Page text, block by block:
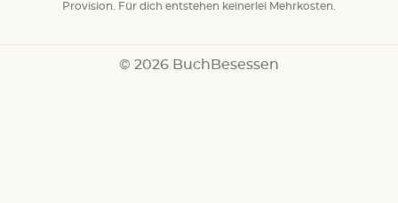
Provision. Für dich entstehen keinerlei Mehrkosten.
© 2026 BuchBesessen